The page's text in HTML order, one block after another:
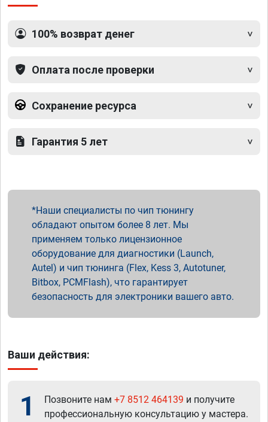
100% возврат денег
Оплата после проверки
Сохранение ресурса
Гарантия 5 лет
Наши специалисты по чип тюнингу
обладают опытом более 8 лет. Мы
применяем только лицензионное
оборудование для диагностики (Launch,
Autel) и чип тюнинга (Flex, Kess 3, Autotuner,
Bitbox, PCMFlash), что гарантирует
безопасность для электроники вашего авто.
Ваши действия:
1 Позвоните нам +7 8512 464139 и получите
профессиональную консультацию у мастера.